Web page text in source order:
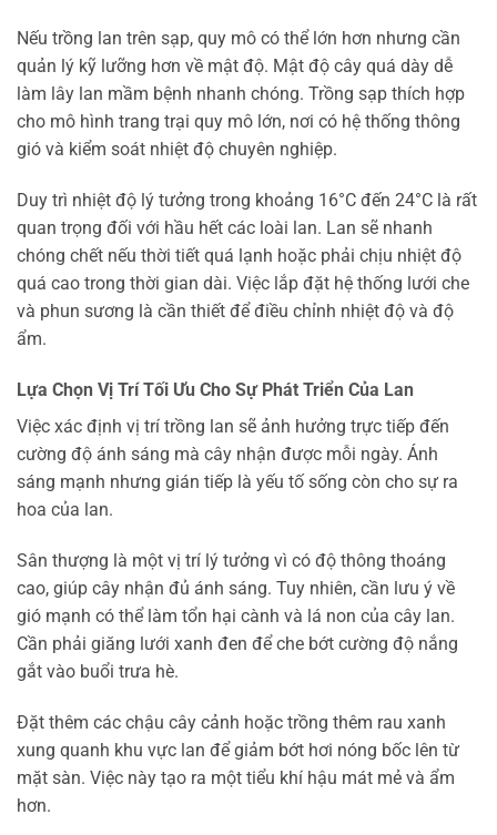
Nếu trồng lan trên sạp, quy mô có thể lớn hơn nhưng cần
quản lý kỹ lưỡng hơn về mật độ. Mật độ cây quá dày dễ
làm lây lan mầm bệnh nhanh chóng. Trồng sạp thích hợp
cho mô hình trang trại quy mô lớn, nơi có hệ thống thông
gió và kiểm soát nhiệt độ chuyên nghiệp.
Duy trì nhiệt độ lý tưởng trong khoảng 16°C đến 24°C là rất
quan trọng đối với hầu hết các loài lan. Lan sẽ nhanh
chóng chết nếu thời tiết quá lạnh hoặc phải chịu nhiệt độ
quá cao trong thời gian dài. Việc lắp đặt hệ thống lưới che
và phun sương là cần thiết để điều chỉnh nhiệt độ và độ
ẩm.
Lựa Chọn Vị Trí Tối Ưu Cho Sự Phát Triển Của Lan
Việc xác định vị trí trồng lan sẽ ảnh hưởng trực tiếp đến
cường độ ánh sáng mà cây nhận được mỗi ngày. Ánh
sáng mạnh nhưng gián tiếp là yếu tố sống còn cho sự ra
hoa của lan.
Sân thượng là một vị trí lý tưởng vì có độ thông thoáng
cao, giúp cây nhận đủ ánh sáng. Tuy nhiên, cần lưu ý về
gió mạnh có thể làm tổn hại cành và lá non của cây lan.
Cần phải giăng lưới xanh đen để che bớt cường độ nắng
gắt vào buổi trưa hè.
Đặt thêm các chậu cây cảnh hoặc trồng thêm rau xanh
xung quanh khu vực lan để giảm bớt hơi nóng bốc lên từ
mặt sàn. Việc này tạo ra một tiểu khí hậu mát mẻ và ẩm
hơn.